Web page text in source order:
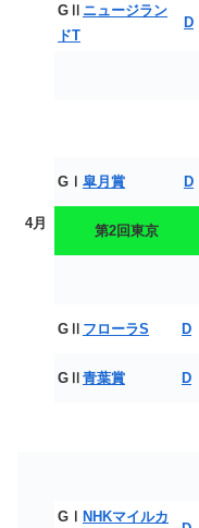
4月
GⅡ ニュージラン
ドT
D
GⅠ 皐月賞 D
第2回東京
GⅡ フローラS D
GⅡ 青葉賞 D
GⅠ NHKマイルカ